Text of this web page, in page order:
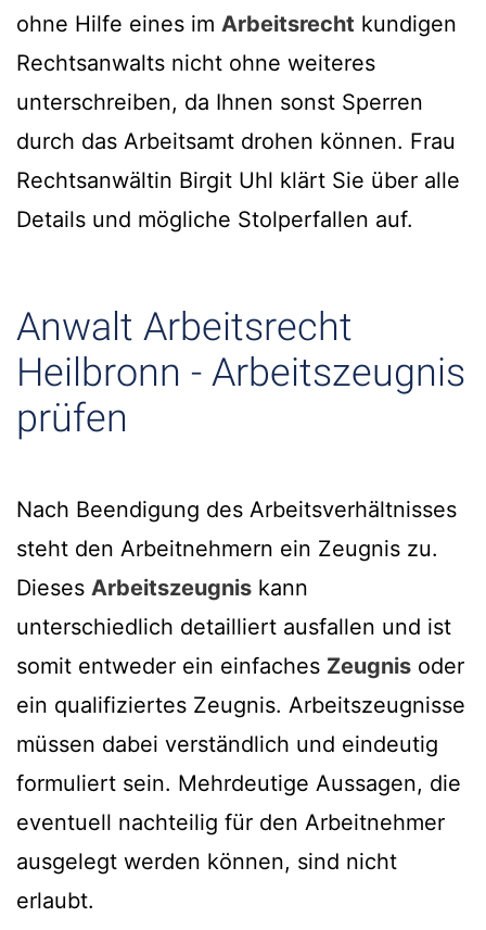
ohne Hilfe eines im Arbeitsrecht kundigen
Rechtsanwalts nicht ohne weiteres
unterschreiben, da Ihnen sonst Sperren
durch das Arbeitsamt drohen können. Frau
Rechtsanwältin Birgit Uhl klärt Sie über alle
Details und mögliche Stolperfallen auf.
Anwalt Arbeitsrecht
Heilbronn - Arbeitszeugnis
prüfen
Nach Beendigung des Arbeitsverhältnisses
steht den Arbeitnehmern ein Zeugnis zu.
Dieses Arbeitszeugnis kann
unterschiedlich detailliert ausfallen und ist
somit entweder ein einfaches Zeugnis oder
ein qualifiziertes Zeugnis. Arbeitszeugnisse
müssen dabei verständlich und eindeutig
formuliert sein. Mehrdeutige Aussagen, die
eventuell nachteilig für den Arbeitnehmer
ausgelegt werden können, sind nicht
erlaubt.